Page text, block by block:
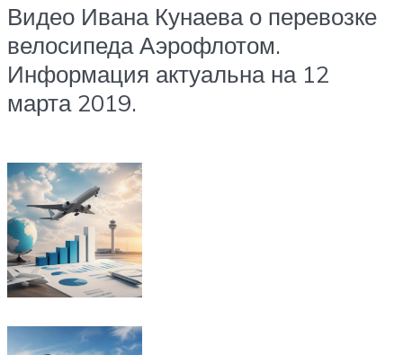
Видео Ивана Кунаева о перевозке
велосипеда Аэрофлотом.
Информация актуальна на 12
марта 2019.